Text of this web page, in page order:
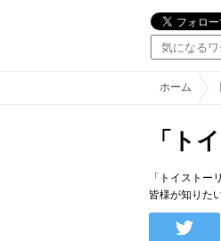
ホーム
「ト
「トイストー
皆様が知りた